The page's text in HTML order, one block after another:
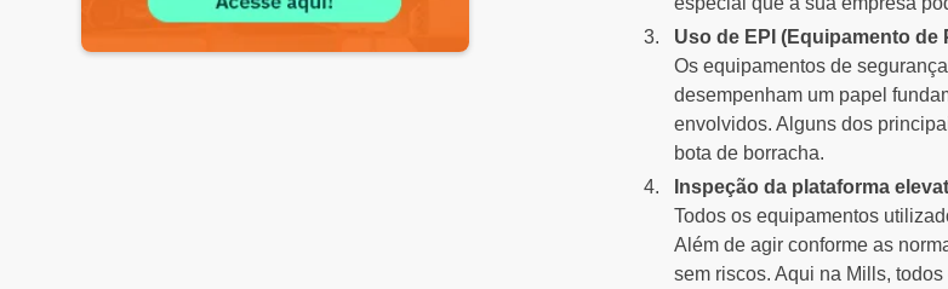
Uso de EPI (Equipamento de
Os equipamentos de
desempenham um papel
envolvidos. Alguns dos
bota de borracha.
Inspeção da plataforma
Todos os equipamentos
Além de agir conforme as
sem riscos. Aqui na Mills,